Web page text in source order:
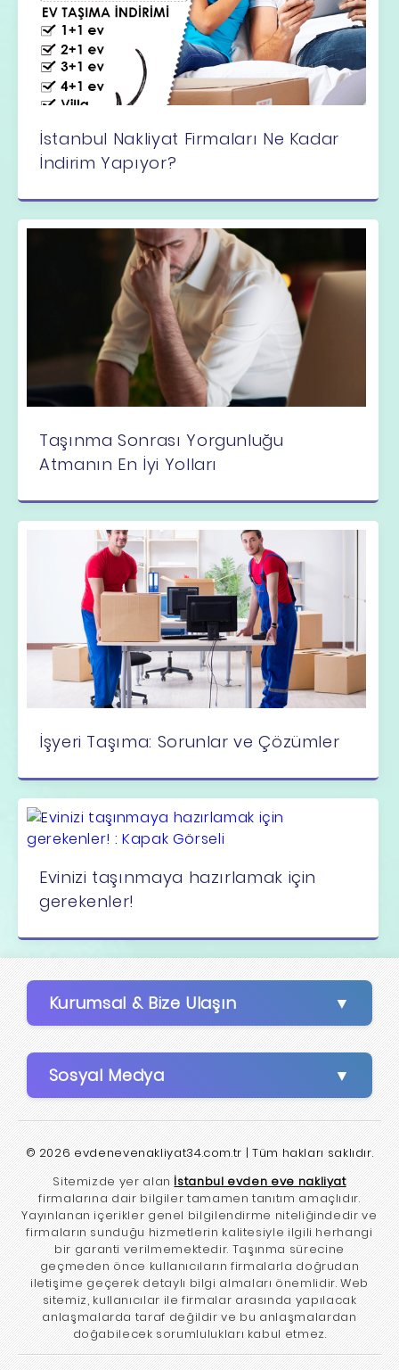
İstanbul Nakliyat Firmaları Ne Kadar
İndirim Yapıyor?
Taşınma Sonrası Yorgunluğu
Atmanın En İyi Yolları
İşyeri Taşıma: Sorunlar ve Çözümler
Evinizi taşınmaya hazırlamak için
gerekenler!
Kurumsal & Bize Ulaşın
Sosyal Medya
© 2026 evdenevenakliyat34.com.tr | Tüm hakları saklıdır.
Sitemizde yer alan İstanbul evden eve nakliyat
firmalarına dair bilgiler tamamen tanıtım amaçlıdır.
Yayınlanan içerikler genel bilgilendirme niteliğindedir ve
firmaların sunduğu hizmetlerin kalitesiyle ilgili herhangi
bir garanti verilmemektedir. Taşınma sürecine
geçmeden önce kullanıcıların firmalarla doğrudan
iletişime geçerek detaylı bilgi almaları önemlidir. Web
sitemiz, kullanıcılar ile firmalar arasında yapılacak
anlaşmalarda taraf değildir ve bu anlaşmalardan
doğabilecek sorumlulukları kabul etmez.